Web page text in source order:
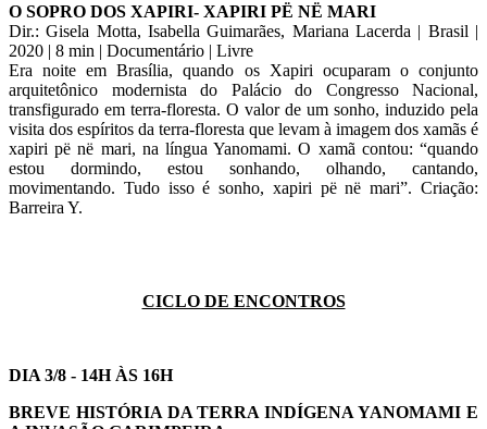
O SOPRO DOS XAPIRI- XAPIRI PË NË MARI
Dir.: Gisela Motta, Isabella Guimarães, Mariana Lacerda | Brasil |
2020 | 8 min | Documentário | Livre
Era noite em Brasília, quando os Xapiri ocuparam o conjunto
arquitetônico modernista do Palácio do Congresso Nacional,
transfigurado em terra-floresta. O valor de um sonho, induzido pela
visita dos espíritos da terra-floresta que levam à imagem dos xamãs é
xapiri pë në mari, na língua Yanomami. O xamã contou: “quando
estou dormindo, estou sonhando, olhando, cantando,
movimentando. Tudo isso é sonho, xapiri pë në mari”. Criação:
Barreira Y.
CICLO DE ENCONTROS
DIA 3/8 - 14H ÀS 16H
BREVE HISTÓRIA DA TERRA INDÍGENA YANOMAMI E